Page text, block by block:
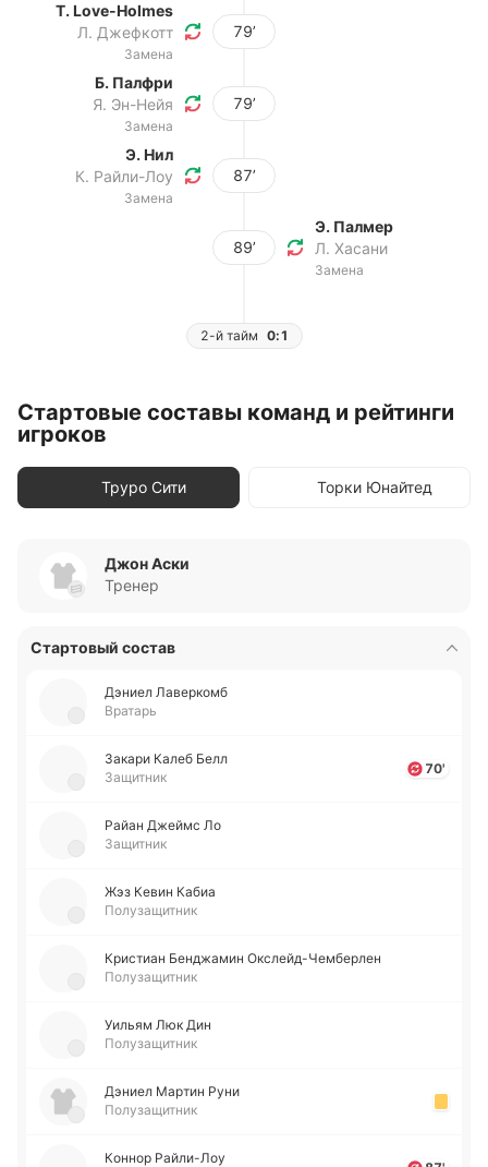
T. Love-Holmes
Л. Джефкотт
Замена
79’
Б. Палфри
Я. Эн-Нейя
Замена
79’
Э. Нил
К. Райли-Лоу
Замена
87’
89’
Э. Палмер
Л. Хасани
Замена
2-й тайм 0:1
Стартовые составы команд и рейтинги
игроков
Труро Сити Торки Юнайтед
Джон Аски
Тренер
Стартовый состав
Дэниел Ла­ве­ркомб
Вратарь
Закари Калеб Белл
Защитник
70'
Райан Джеймс Ло
Защитник
Жэз Кевин Кабиа
Полузащитник
Кри­стиан Бе­нджа­мин Окслей­д-Че­мбе­рлен
Полузащитник
Уильям Люк Дин
Полузащитник
Дэниел Мартин Руни
Полузащитник
Коннор Рай­ли­-Лоу